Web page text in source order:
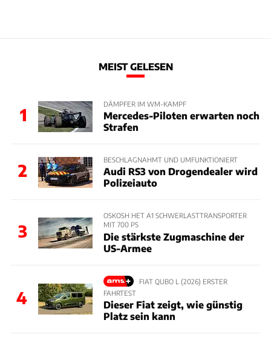
MEIST GELESEN
1
DÄMPFER IM WM-KAMPF
Mercedes-Piloten erwarten noch
Strafen
2
BESCHLAGNAHMT UND UMFUNKTIONIERT
Audi RS3 von Drogendealer wird
Polizeiauto
3
OSKOSH HET A1 SCHWERLASTTRANSPORTER
MIT 700 PS
Die stärkste Zugmaschine der
US-Armee
4
FIAT QUBO L (2026) ERSTER
FAHRTEST
Dieser Fiat zeigt, wie günstig
Platz sein kann